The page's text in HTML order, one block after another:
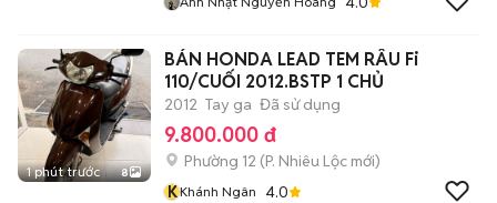
1 phút trước 8
BÁN HONDA LEAD TEM RÂU Fi
110/CUỐI 2012.BSTP 1 CHỦ
2012 Tay ga Đã sử dụng
9.800.000 đ
Phường 12 (P. Nhiêu Lộc mới)
KKhánh Ngân 4.0